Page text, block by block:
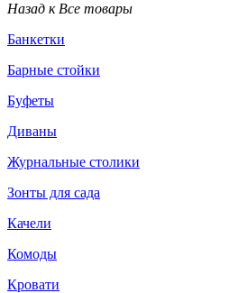
Назад к Все товары
Банкетки
Барные стойки
Буфеты
Диваны
Журнальные столики
Зонты для сада
Качели
Комоды
Кровати